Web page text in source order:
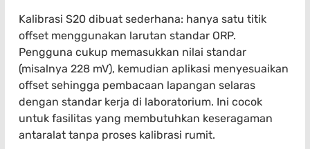
Kalibrasi S20 dibuat sederhana: hanya satu titik
offset menggunakan larutan standar ORP.
Pengguna cukup memasukkan nilai standar
(misalnya 228 mV), kemudian aplikasi menyesuaikan
offset sehingga pembacaan lapangan selaras
dengan standar kerja di laboratorium. Ini cocok
untuk fasilitas yang membutuhkan keseragaman
antaralat tanpa proses kalibrasi rumit.